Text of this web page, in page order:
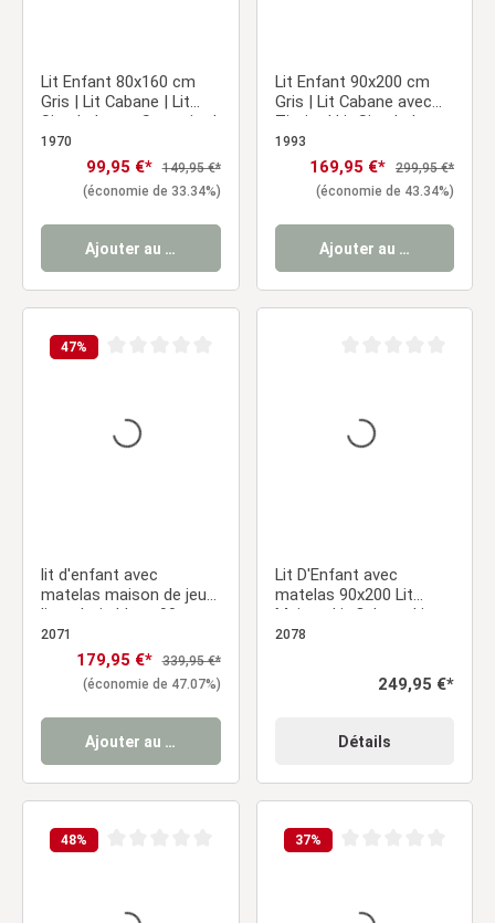
Lit Enfant 80x160 cm
Gris | Lit Cabane | Lit
Simple | avec Sommier |
Bois | Lit au Sol
1970
Prix de vente :
99,95 €* Prix régulier :
149,95 €*
(économie de 33.34%)
Ajouter au panier
Lit Enfant 90x200 cm
Gris | Lit Cabane avec
Tiroirs | Lit Simple | avec
Sommier | Bois
1993
Prix de vente :
169,95 €* Prix régulier :
299,95 €*
(économie de 43.34%)
Ajouter au panier
47%
lit d'enfant avec
matelas maison de jeu
lit en bois blanc 90 x
200cm
2071
Prix de vente :
179,95 €* Prix régulier :
339,95 €*
(économie de 47.07%)
Ajouter au panier
Lit D'Enfant avec
matelas 90x200 Lit
Maison Lit Cabane Lit
Montessori Lit Bois
2078
Prix régulier :
249,95 €*
Détails
48% 37%